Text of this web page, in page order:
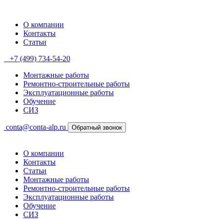
О компании
Контакты
Статьи
+7 (499) 734-54-20
Монтажные работы
Ремонтно-строительные работы
Эксплуатационные работы
Обучение
СИЗ
conta@conta-alp.ru Обратный звонок
О компании
Контакты
Статьи
Монтажные работы
Ремонтно-строительные работы
Эксплуатационные работы
Обучение
СИЗ